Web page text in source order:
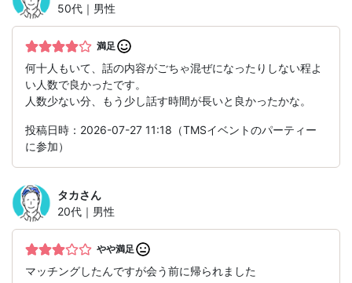
50代｜男性
満足
何十人もいて、話の内容がごちゃ混ぜになったりしない程よ
い人数で良かったです。
人数少ない分、もう少し話す時間が長いと良かったかな。
投稿日時：2026-07-27 11:18（TMSイベントのパーティー
に参加）
タカさん
20代｜男性
やや満足
マッチングしたんですが会う前に帰られました